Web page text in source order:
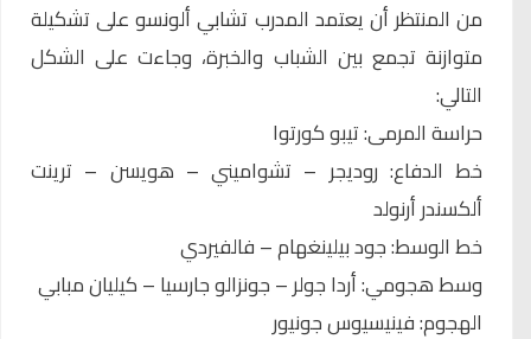
من المنتظر أن يعتمد المدرب تشابي ألونسو على تشكيلة
متوازنة تجمع بين الشباب والخبرة، وجاءت على الشكل
التالي:
حراسة المرمى: تيبو كورتوا
خط الدفاع: روديجر – تشواميني – هويسن – ترينت
ألكسندر أرنولد
خط الوسط: جود بيلينغهام – فالفيردي
وسط هجومي: أردا جولر – جونزالو جارسيا – كيليان مبابي
الهجوم: فينيسيوس جونيور